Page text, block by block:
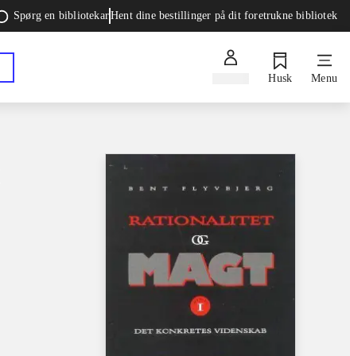
Spørg en bibliotekarHent dine bestillinger på dit foretrukne bibliotek
Husk Menu